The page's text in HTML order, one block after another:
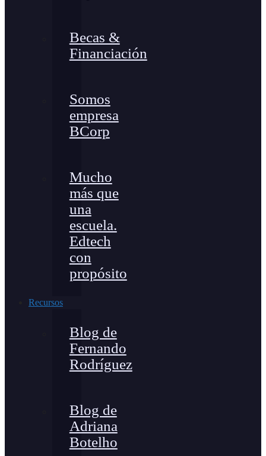
Becas &
Financiación
Somos
empresa
BCorp
Mucho
más que
una
escuela.
Edtech
con
propósito
Recursos
Blog de
Fernando
Rodríguez
Blog de
Adriana
Botelho